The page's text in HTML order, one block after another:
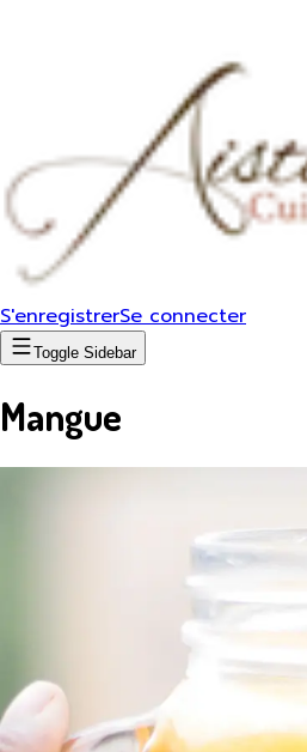
S'enregistrerSe connecter
Toggle Sidebar
Mangue